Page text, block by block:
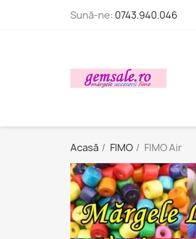
Sună-ne: 0743.940.046
Acasă FIMO FIMO Air